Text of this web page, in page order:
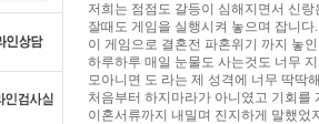
저희는 점점도 갈등이 심해지면서 신
잘때도 게임을 실행시켜 놓으며 잡니
이 게임으로 결혼전 파혼위기 까지 놓
하루하루 매일 눈물도 사는것도 너무
모아니면 도 라는 제 성격에 너무 딱딱
처음부터 하지마라가 아니였고 기회를
이혼서류까지 내밀며 진지하게 말했었